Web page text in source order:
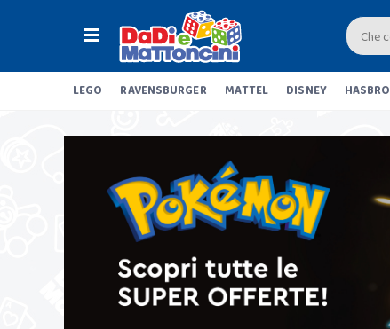
LEGO RAVENSBURGER MATTEL DISNEY HASBRO